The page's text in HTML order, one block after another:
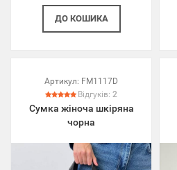
ДО КОШИКА
Артикул: FM1117D
Відгуків: 2
Сумка жіноча шкіряна
чорна